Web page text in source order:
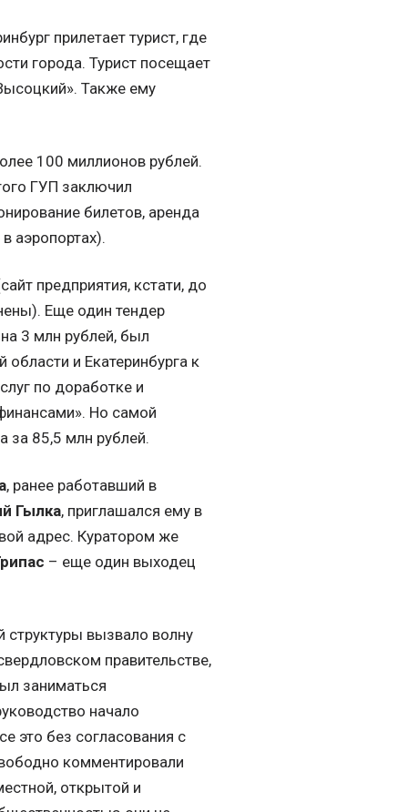
прилетает турист, где
города. Турист посещает
Также ему
100 миллионов рублей.
ГУП заключил
билетов, аренда
аэропортах).
предприятия, кстати, до
Еще один тендер
3 млн рублей, был
и Екатеринбурга к
по доработке и
Но самой
за 85,5 млн рублей.
, ранее работавший в
Гылка, приглашался ему в
адрес. Куратором же
– еще один выходец
структуры вызвало волну
правительстве,
заниматься
начало
это без согласования с
комментировали
открытой и